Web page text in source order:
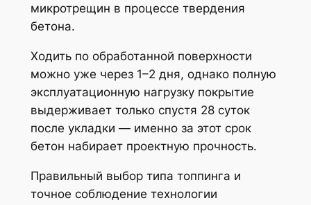
микротрещин в процессе твердения
бетона.
Ходить по обработанной поверхности
можно уже через 1–2 дня, однако полную
эксплуатационную нагрузку покрытие
выдерживает только спустя 28 суток
после укладки — именно за этот срок
бетон набирает проектную прочность.
Правильный выбор типа топпинга и
точное соблюдение технологии